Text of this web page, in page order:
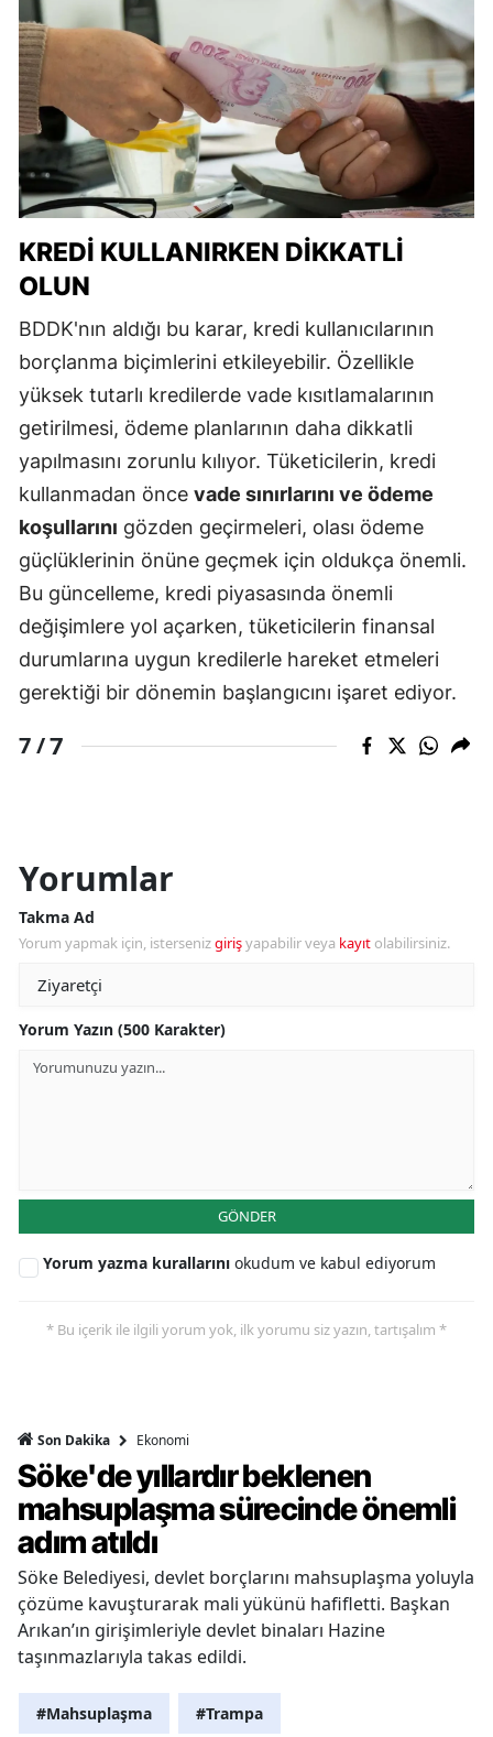
KREDI KULLANIRKEN DIKKATLI
OLUN
BDDK'nın aldığı bu karar, kredi kullanıcılarının
borçlanma biçimlerini etkileyebilir. Özellikle
yüksek tutarlı kredilerde vade kısıtlamalarının
getirilmesi, ödeme planlarının daha dikkatli
yapılmasını zorunlu kılıyor. Tüketicilerin, kredi
kullanmadan önce vade sınırlarını ve ödeme
koşullarını gözden geçirmeleri, olası ödeme
güçlüklerinin önüne geçmek için oldukça önemli.
Bu güncelleme, kredi piyasasında önemli
değişimlere yol açarken, tüketicilerin finansal
durumlarına uygun kredilerle hareket etmeleri
gerektiği bir dönemin başlangıcını işaret ediyor.
7 /7
Yorumlar
Takma Ad
Yorum yapmak için, istersenizgirişyapabilir veya kayıt olabilirsiniz.
Yorum Yazın (500 Karakter)
GÖNDER
Yorum yazma kurallarını okudum ve kabul ediyorum
* Bu içerik ile ilgili yorum yok, ilk yorumu siz yazın, tartışalım *
Son Dakika Ekonomi
Söke'de yıllardır beklenen
mahsuplaşma sürecinde önemli
adım atıldı
Söke Belediyesi, devlet borçlarını mahsuplaşma yoluyla
çözüme kavuşturarak mali yükünü hafifletti. Başkan
Arıkan’ın girişimleriyle devlet binaları Hazine
taşınmazlarıyla takas edildi.
#Mahsuplaşma #Trampa